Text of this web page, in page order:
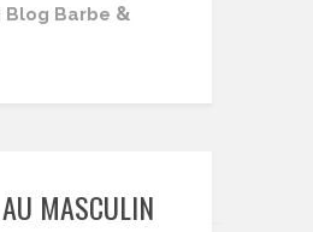
Blog Barbe &
MASCULIN